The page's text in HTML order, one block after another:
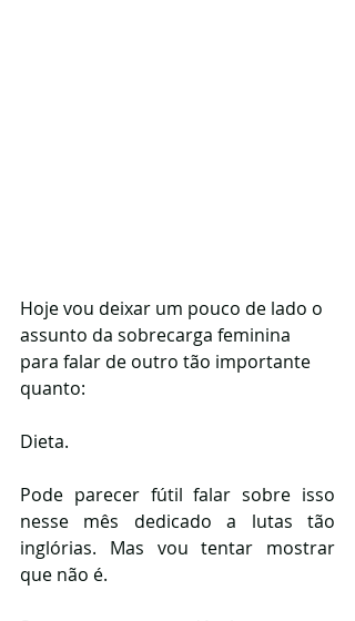
Hoje vou deixar um pouco de lado o
assunto da sobrecarga feminina
para falar de outro tão importante
quanto:
Dieta.
Pode parecer fútil falar sobre isso
nesse mês dedicado a lutas tão
inglórias. Mas vou tentar mostrar
que não é.